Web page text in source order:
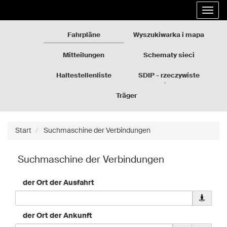
die
Fahrpläne Wyszukiwarka i mapa
Mitteilungen Schematy sieci
Haltestellenliste
SDIP - rzeczywiste
Träger
Start Suchmaschine der Verbindungen
Suchmaschine der Verbindungen
der Ort der Ausfahrt
Pobierz
dane
dla
der Ort der Ankunft